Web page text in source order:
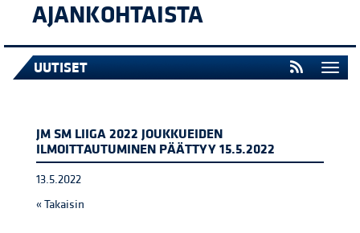
AJANKOHTAISTA
UUTISET
JM SM LIIGA 2022 JOUKKUEIDEN
ILMOITTAUTUMINEN PÄÄTTYY 15.5.2022
13.5.2022
« Takaisin